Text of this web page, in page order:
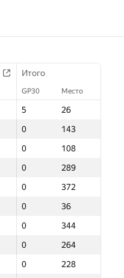
Итого
GP30 Место
5
26
0
143
0
108
0
289
0
372
0
36
0
344
0
264
0
228